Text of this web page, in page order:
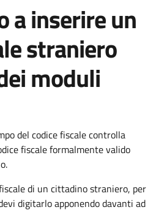
a inserire un
straniero
moduli
del codice fiscale controlla
fiscale formalmente valido
di un cittadino straniero, per
digitarlo apponendo davanti ad